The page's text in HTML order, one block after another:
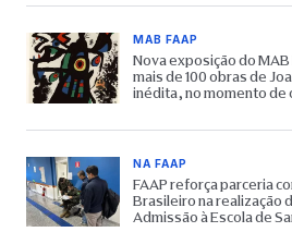
MAB FAAP
Nova exposição do MAB
mais de 100 obras de
inédita, no momento de
NA FAAP
FAAP reforça parceria
Brasileiro na realização
Admissão à Escola de